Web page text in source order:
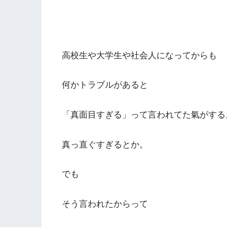
高校生や大学生や社会人になってからも
何かトラブルがあると
「真面目すぎる」って言われてた氣がす
真っ直ぐすぎるとか。
でも
そう言われたからって